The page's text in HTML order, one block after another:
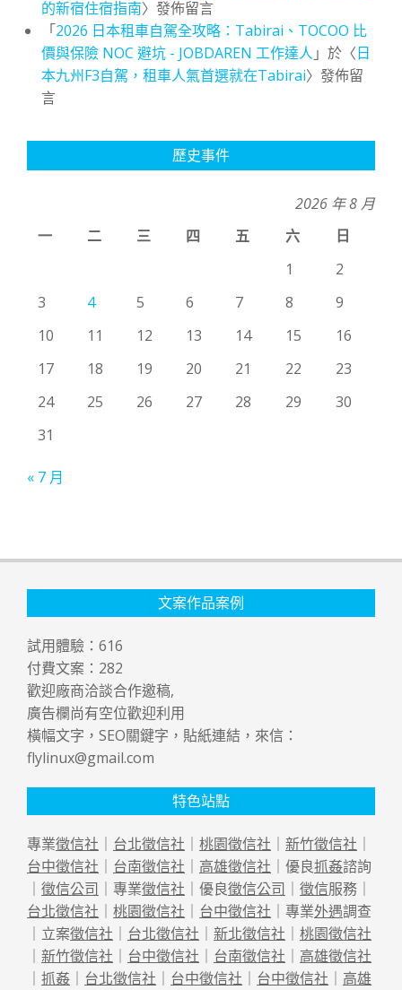
的新宿住宿指南〉發佈留言
「2026 日本租車自駕全攻略：Tabirai、TOCOO 比
價與保險 NOC 避坑 - JOBDAREN 工作達人 」於〈日
本九州F3自駕，租車人氣首選就在Tabirai〉發佈留
言
歷史事件
2026 年 8 月
一
二 三 四 五 六
日
1
2
3
4 5 6 7 8
9
10
11 12 13 14 15
16
17
18 19 20 21 22
23
24
25 26 27 28 29
30
31
« 7 月
文案作品案例
試用體驗： 616
付費文案： 282
歡迎廠商洽談合作邀稿,
廣告欄尚有空位歡迎利用
橫幅文字，SEO關鍵字，貼紙連結，來信：
flylinux@gmail.com
特色站點
專業徵信社 台北徵信社 桃園徵信社 新竹徵信社
台中徵信社
台南徵信社 高雄徵信社 ｜優良抓姦諮詢
徵信公司 ｜專業徵信社 ｜優良徵信公司 徵信服務｜
台北徵信社
桃園徵信社 台中徵信社 ｜專業外遇調查
｜立案徵信社 台北徵信社 新北徵信社
桃園徵信社
新竹徵信社 台中徵信社 台南徵信社
高雄徵信社
抓姦 台北徵信社 台中徵信社 台中徵信社
高雄